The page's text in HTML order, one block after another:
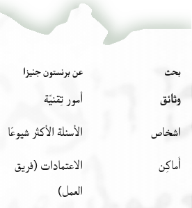
بحث
وثائق
اشخاص
أَماكِن
عن برنستون جنيزا
أمور تِقنيّة
الأسئلة الأكثر شيوعًا
الاعتمادات (فريق
العمل)